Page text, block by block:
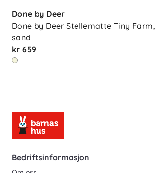
Done by Deer
Done by Deer Stellematte Tiny Farm,
sand
kr 659
Bedriftsinformasjon